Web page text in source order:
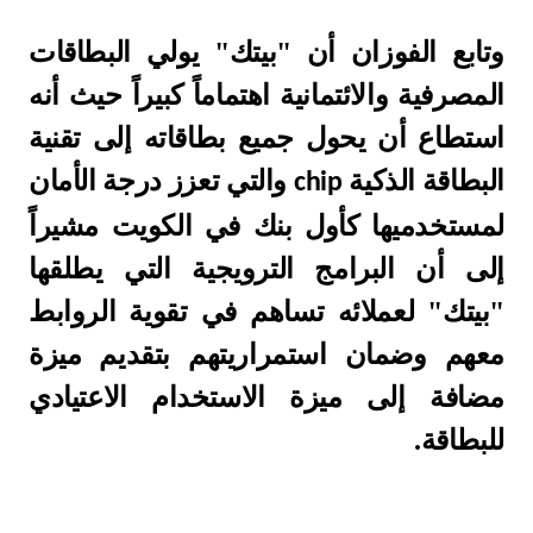
وتابع الفوزان أن "بيتك" يولي البطاقات
المصرفية والائتمانية اهتماماً كبيراً حيث أنه
استطاع أن يحول جميع بطاقاته إلى تقنية
البطاقة الذكيةchip والتي تعزز درجة الأمان
لمستخدميها كأول بنك في الكويت مشيراً
إلى أن البرامج الترويجية التي يطلقها
"بيتك" لعملائه تساهم في تقوية الروابط
معهم وضمان استمراريتهم بتقديم ميزة
مضافة إلى ميزة الاستخدام الاعتيادي
للبطاقة.